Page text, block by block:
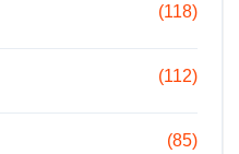
(118)
(112)
(85)